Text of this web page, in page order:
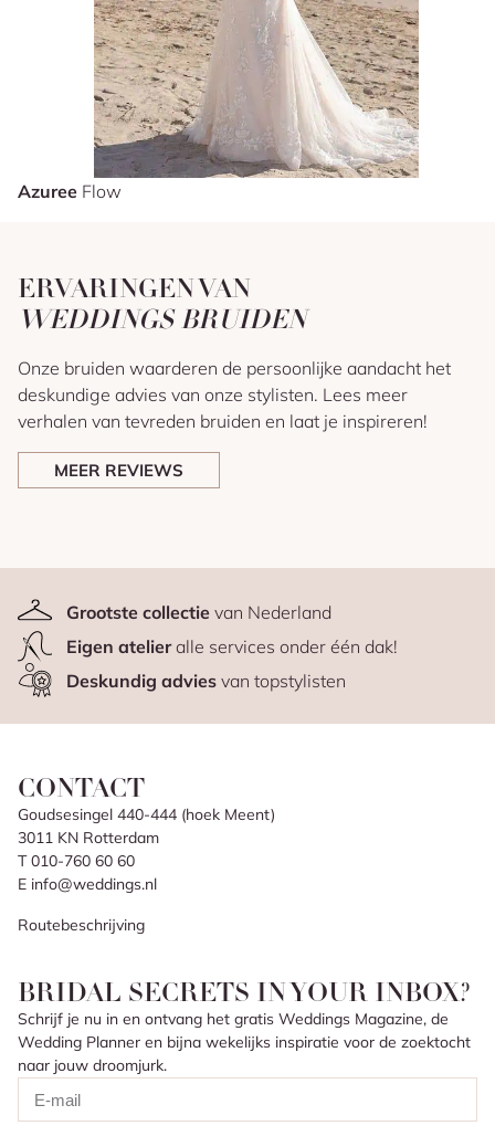
Azuree Flow
ERVARINGEN VAN
WEDDINGS BRUIDEN
Onze bruiden waarderen de persoonlijke aandacht het
deskundige advies van onze stylisten. Lees meer
verhalen van tevreden bruiden en laat je inspireren!
MEER REVIEWS
Grootste collectievan Nederland
Eigen atelieralle services onder één dak!
Deskundig adviesvan topstylisten
CONTACT
Goudsesingel 440-444 (hoek Meent)
3011 KN Rotterdam
T 010-760 60 60
E info@weddings.nl
Routebeschrijving
BRIDAL SECRETS IN YOUR INBOX?
Schrijf je nu in en ontvang het gratis Weddings Magazine, de
Wedding Planner en bijna wekelijks inspiratie voor de zoektocht
naar jouw droomjurk.